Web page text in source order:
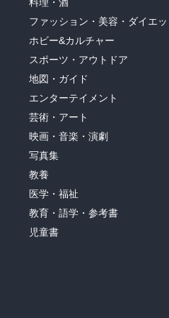
」
ファッション・美容・ダイエッ
ホビー&カルチャー
スポーツ・アウトドア
地図・ガイド
エンターテイメント
芸術・アート
映画・音楽・演劇
写真集
教養
医学・福祉
教育・語学・参考書
児童書